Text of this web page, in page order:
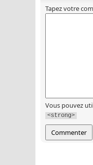
Tapez votre
Vous pouvez
<strong>